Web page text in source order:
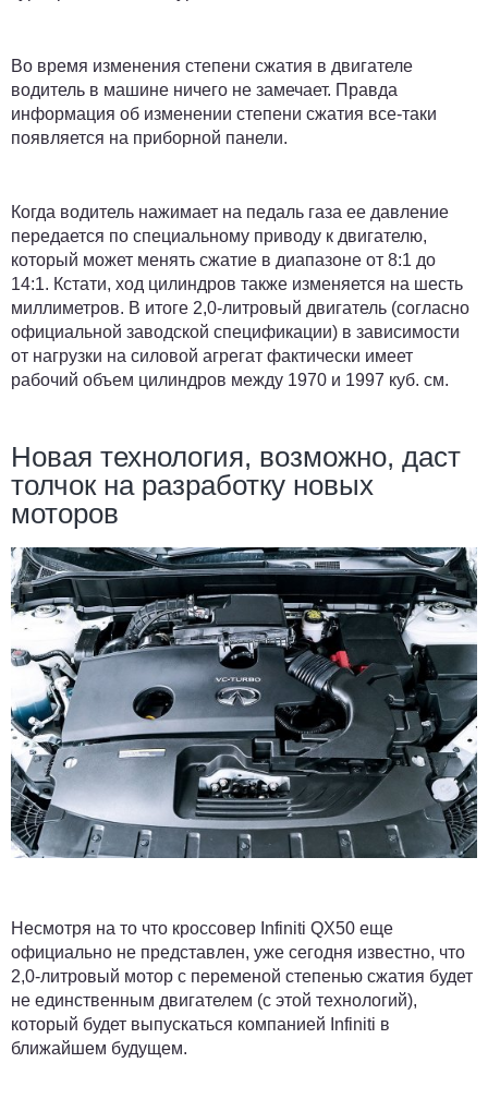
Во время изменения степени сжатия в двигателе
водитель в машине ничего не замечает. Правда
информация об изменении степени сжатия все-таки
появляется на приборной панели.
Когда водитель нажимает на педаль газа ее давление
передается по специальному приводу к двигателю,
который может менять сжатие в диапазоне от 8:1 до
14:1. Кстати, ход цилиндров также изменяется на шесть
миллиметров. В итоге 2,0-литровый двигатель (согласно
официальной заводской спецификации) в зависимости
от нагрузки на силовой агрегат фактически имеет
рабочий объем цилиндров между 1970 и 1997 куб. см.
Новая технология, возможно, даст
толчок на разработку новых
моторов
Несмотря на то что кроссовер Infiniti QX50 еще
официально не представлен, уже сегодня известно, что
2,0-литровый мотор с переменой степенью сжатия будет
не единственным двигателем (с этой технологий),
который будет выпускаться компанией Infiniti в
ближайшем будущем.